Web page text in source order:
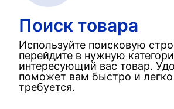
Поиск товара
Используйте поисковую
перейдите в нужную
интересующий вас товар.
поможет вам быстро и легко
требуется.